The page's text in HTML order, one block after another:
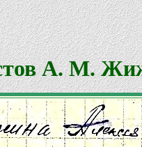
А. М.